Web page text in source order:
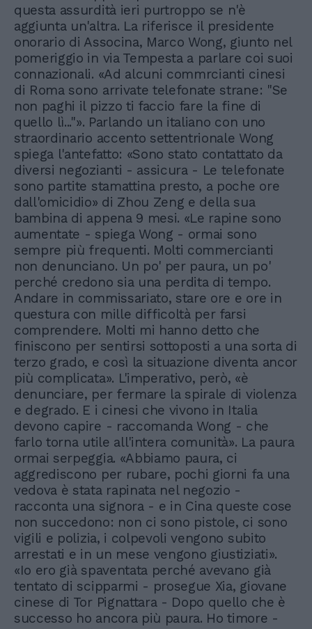
questa assurdità ieri purtroppo se n'è
aggiunta un'altra. La riferisce il presidente
onorario di Associna, Marco Wong, giunto nel
pomeriggio in via Tempesta a parlare coi suoi
connazionali. «Ad alcuni commrcianti cinesi
di Roma sono arrivate telefonate strane: "Se
non paghi il pizzo ti faccio fare la fine di
quello lì..."». Parlando un italiano con uno
straordinario accento settentrionale Wong
spiega l'antefatto: «Sono stato contattato da
diversi negozianti - assicura - Le telefonate
sono partite stamattina presto, a poche ore
dall'omicidio» di Zhou Zeng e della sua
bambina di appena 9 mesi. «Le rapine sono
aumentate - spiega Wong - ormai sono
sempre più frequenti. Molti commercianti
non denunciano. Un po' per paura, un po'
perché credono sia una perdita di tempo.
Andare in commissariato, stare ore e ore in
questura con mille difficoltà per farsi
comprendere. Molti mi hanno detto che
finiscono per sentirsi sottoposti a una sorta di
terzo grado, e così la situazione diventa ancor
più complicata». L'imperativo, però, «è
denunciare, per fermare la spirale di violenza
e degrado. E i cinesi che vivono in Italia
devono capire - raccomanda Wong - che
farlo torna utile all'intera comunità». La paura
ormai serpeggia. «Abbiamo paura, ci
aggrediscono per rubare, pochi giorni fa una
vedova è stata rapinata nel negozio -
racconta una signora - e in Cina queste cose
non succedono: non ci sono pistole, ci sono
vigili e polizia, i colpevoli vengono subito
arrestati e in un mese vengono giustiziati».
«Io ero già spaventata perché avevano già
tentato di scipparmi - prosegue Xia, giovane
cinese di Tor Pignattara - Dopo quello che è
successo ho ancora più paura. Ho timore -